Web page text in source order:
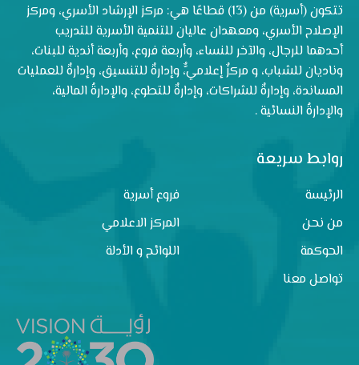
تتكون (أسرية) من (13) قطاعًا هي: مركز الإرشاد الأسري، ومركز
الإصلاح الأسري، ومعهدان عاليان للتنمية الأسرية للتدريب
أحدهما للرجال، والآخر للنساء، وأربعة فروع، وأربعة أندية للبنات،
وناديان للشباب، و مركزٌ إعلاميٌّ، وإدارةٌ للتنسيق، وإدارةٌ للعمليات
المساندة، وإدارةٌ للشراكات، وإدارةٌ للتطوع، والإدارةُ المالية،
والإدارةُ النسائية .
روابط سريعة
الرئيسة
فروع أسرية
من نحن
المركز الاعلامي
الحوكمة
اللوائح و الأدلة
تواصل معنا